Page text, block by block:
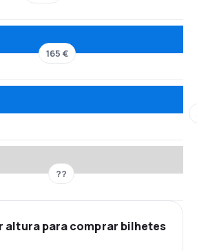
165 €
??
altura para comprar bilhetes